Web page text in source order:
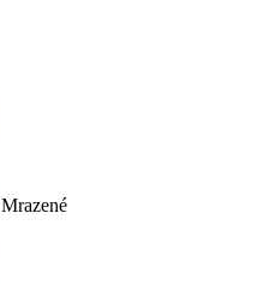
Mrazené